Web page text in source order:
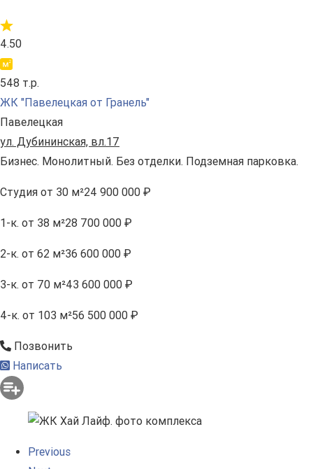
4.50
548 т.р.
ЖК "Павелецкая от Гранель"
Павелецкая
ул. Дубининская, вл.17
Бизнес. Монолитный. Без отделки. Подземная парковка.
Студия от 30 м²24 900 000 ₽
1-к. от 38 м²28 700 000 ₽
2-к. от 62 м²36 600 000 ₽
3-к. от 70 м²43 600 000 ₽
4-к. от 103 м²56 500 000 ₽
Позвонить
Написать
Previous